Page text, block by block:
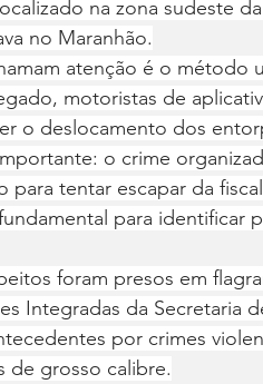
na zona sudeste
no Maranhão.
atenção é o método
motoristas de
o deslocamento dos
o crime
para tentar escapar da
para identificar
foram presos em
Integradas da Secretaria
por crimes
de grosso calibre.